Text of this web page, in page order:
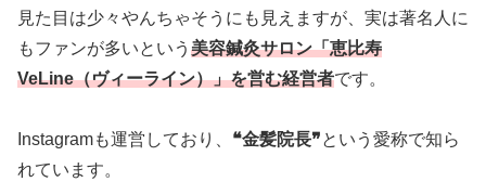
見た目は少々やんちゃそうにも見えますが、実は著名人に
もファンが多いという 美容鍼灸サロン「恵比寿
VeLine（ヴィーライン）」を営む経営者です。
Instagramも運営しており、 ❝金髪院長❞という愛称で知ら
れています。